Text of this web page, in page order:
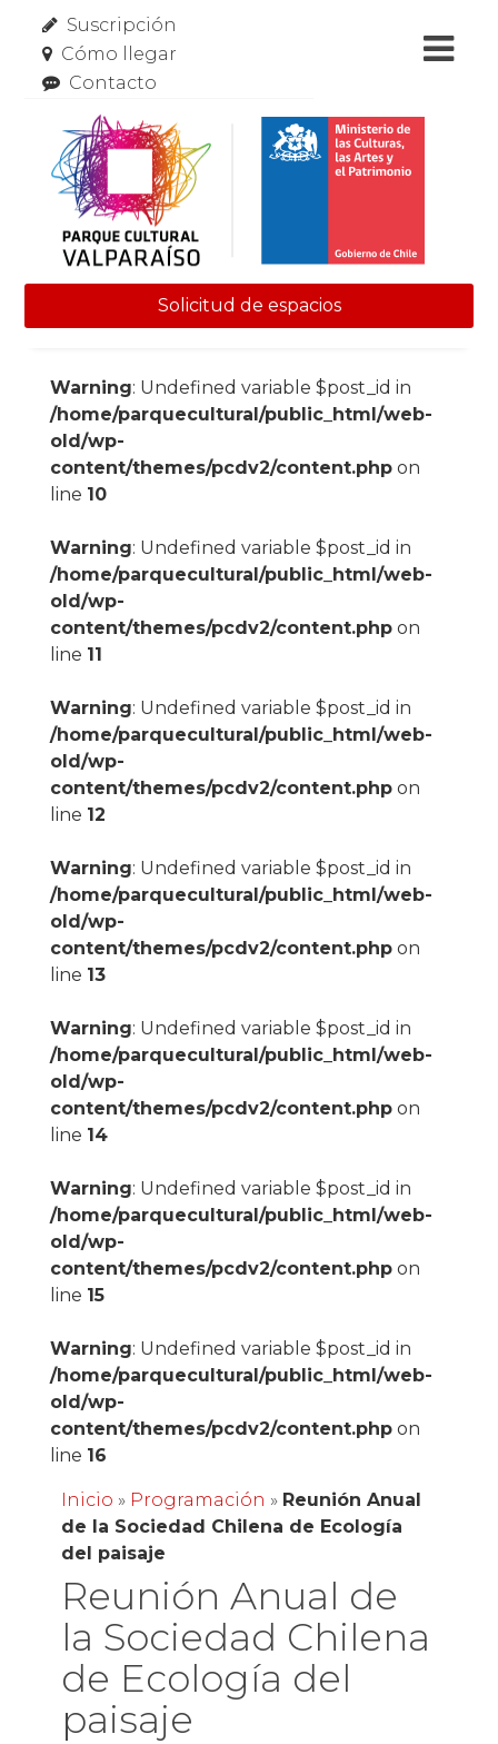
Suscripción
Cómo llegar
Contacto
Solicitud de espacios
Warning: Undefined variable $post_id in
/home/parquecultural/public_html/web-
old/wp-
content/themes/pcdv2/content.phpon
line 10
Warning: Undefined variable $post_id in
/home/parquecultural/public_html/web-
old/wp-
content/themes/pcdv2/content.phpon
line 11
Warning: Undefined variable $post_id in
/home/parquecultural/public_html/web-
old/wp-
content/themes/pcdv2/content.phpon
line 12
Warning: Undefined variable $post_id in
/home/parquecultural/public_html/web-
old/wp-
content/themes/pcdv2/content.phpon
line 13
Warning: Undefined variable $post_id in
/home/parquecultural/public_html/web-
old/wp-
content/themes/pcdv2/content.phpon
line 14
Warning: Undefined variable $post_id in
/home/parquecultural/public_html/web-
old/wp-
content/themes/pcdv2/content.phpon
line 15
Warning: Undefined variable $post_id in
/home/parquecultural/public_html/web-
old/wp-
content/themes/pcdv2/content.phpon
line 16
Inicio » Programación » Reunión Anual
de la Sociedad Chilena de Ecología
del paisaje
Reunión Anual de
la Sociedad Chilena
de Ecología del
paisaje